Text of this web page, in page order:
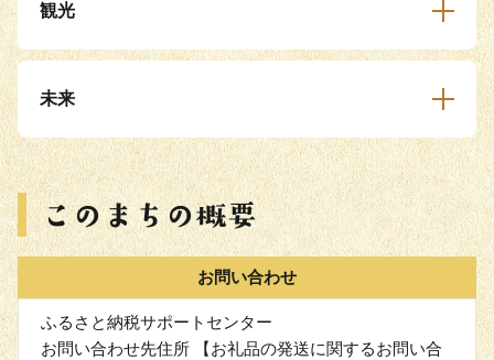
観光
未来
お問い合わせ
ふるさと納税サポートセンター
お問い合わせ先住所 【お礼品の発送に関するお問い合